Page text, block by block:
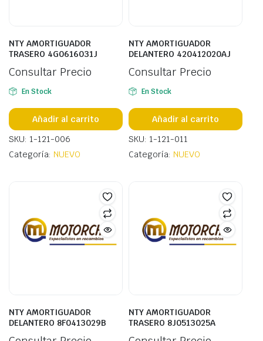
NTY AMORTIGUADOR
TRASERO 4G0616031J
Consultar Precio
En Stock
Añadir al carrito
SKU: 1-121-006
Categoría: NUEVO
NTY AMORTIGUADOR
DELANTERO 420412020AJ
Consultar Precio
En Stock
Añadir al carrito
SKU: 1-121-011
Categoría: NUEVO
NTY AMORTIGUADOR
DELANTERO 8F0413029B
NTY AMORTIGUADOR
TRASERO 8J0513025A